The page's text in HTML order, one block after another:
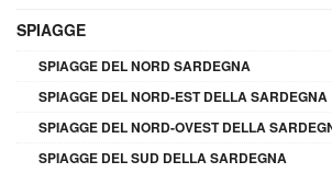
SPIAGGE
SPIAGGE DEL NORD SARDEGNA
SPIAGGE DEL NORD-EST DELLA SARDEGNA
SPIAGGE DEL NORD-OVEST DELLA
SPIAGGE DEL SUD DELLA SARDEGNA